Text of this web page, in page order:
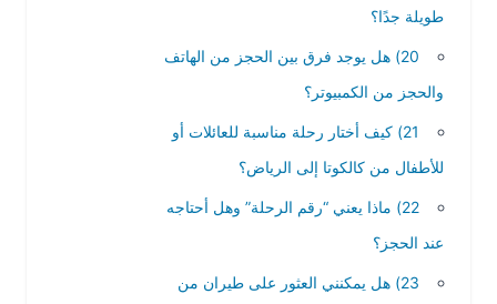
طويلة جدًا؟
20) هل يوجد فرق بين الحجز من الهاتف
والحجز من الكمبيوتر؟
21) كيف أختار رحلة مناسبة للعائلات أو
للأطفال من كالكوتا إلى الرياض؟
22) ماذا يعني “رقم الرحلة” وهل أحتاجه
عند الحجز؟
23) هل يمكنني العثور على طيران من